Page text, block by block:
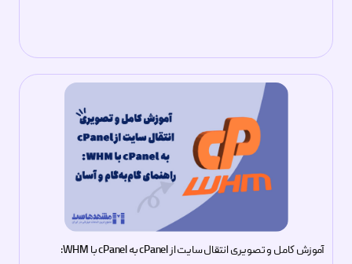
آموزش کامل و تصویری انتقال سایت از cPanel به cPanel با WHM: